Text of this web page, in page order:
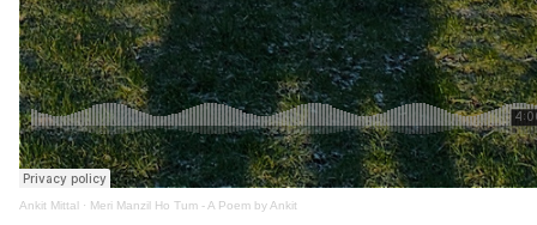
s
e
a
r
c
2016
2015
2014
2013
मेरी-बिटिया
राजनीती
हास्य-रस
2016
2014
2013
2012
Linux
Logseq
Network Setup
Operating System
Ankit Mittal · Meri Manzil Ho Tum - A Poem by Ankit